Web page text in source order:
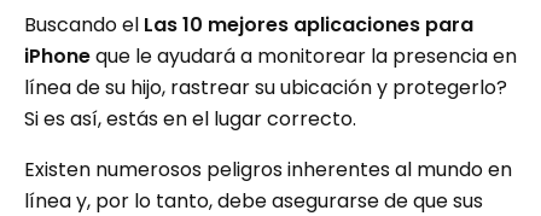
Buscando el Las 10 mejores aplicaciones para
iPhoneque le ayudará a monitorear la presencia en
línea de su hijo, rastrear su ubicación y protegerlo?
Si es así, estás en el lugar correcto.
Existen numerosos peligros inherentes al mundo en
línea y, por lo tanto, debe asegurarse de que sus